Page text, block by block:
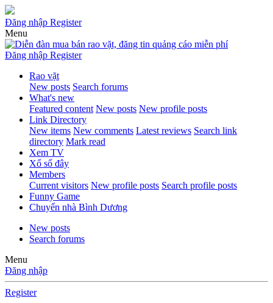
Đăng nhập Register
Menu
Đăng nhập Register
Rao vặt
New posts Search forums
What's new
Featured content New posts New profile posts
Link Directory
New items New comments Latest reviews Search link
directory Mark read
Xem TV
Xổ số đây
Members
Current visitors New profile posts Search profile posts
Funny Game
Chuyển nhà Bình Dương
New posts
Search forums
Menu
Đăng nhập
Register